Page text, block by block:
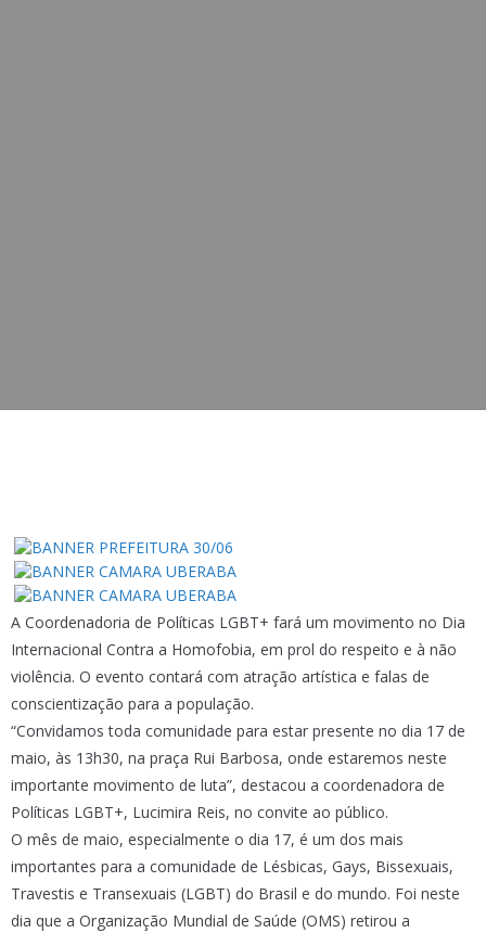
A Coordenadoria de Políticas LGBT+ fará um movimento no Dia
Internacional Contra a Homofobia, em prol do respeito e à não
violência. O evento contará com atração artística e falas de
conscientização para a população.
“Convidamos toda comunidade para estar presente no dia 17 de
maio, às 13h30, na praça Rui Barbosa, onde estaremos neste
importante movimento de luta”, destacou a coordenadora de
Políticas LGBT+, Lucimira Reis, no convite ao público.
O mês de maio, especialmente o dia 17, é um dos mais
importantes para a comunidade de Lésbicas, Gays, Bissexuais,
Travestis e Transexuais (LGBT) do Brasil e do mundo. Foi neste
dia que a Organização Mundial de Saúde (OMS) retirou a